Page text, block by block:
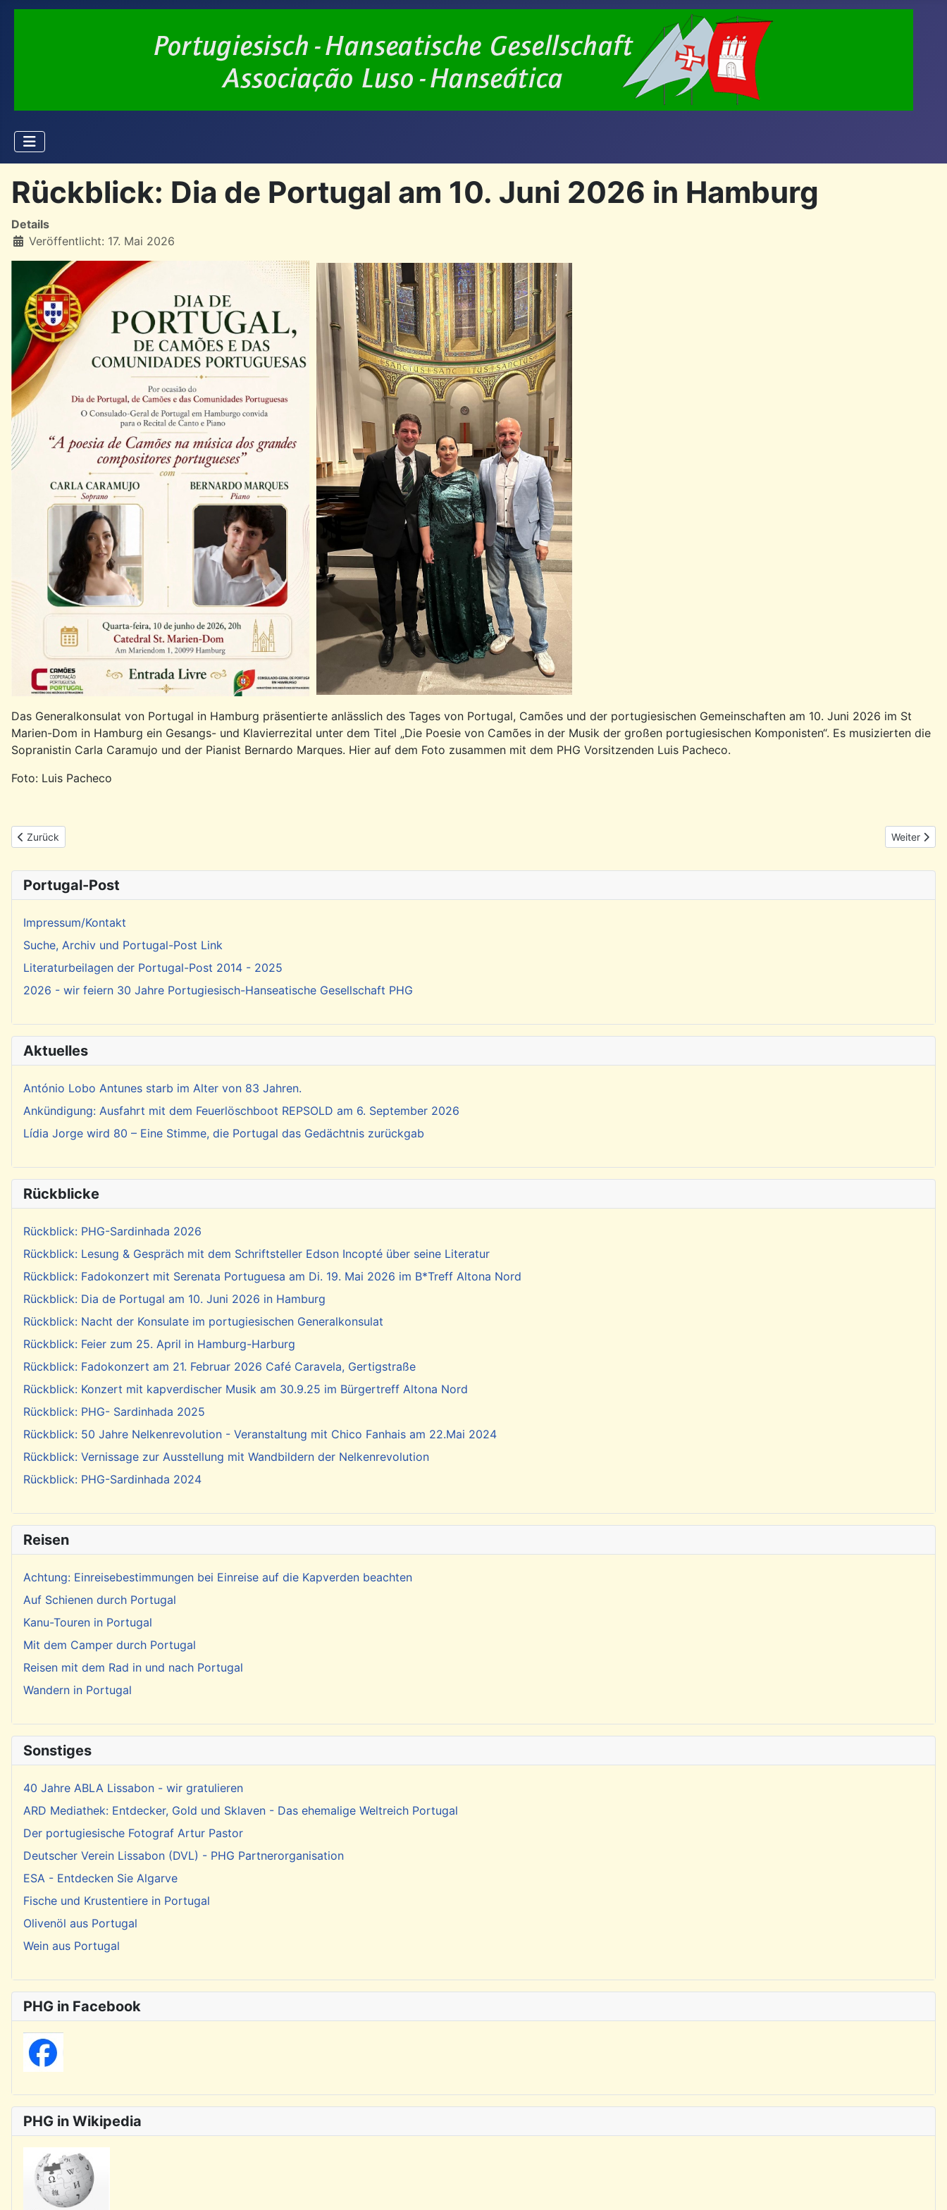
Rückblick: Dia de Portugal am 10. Juni 2026 in Hamburg
Details
Veröffentlicht: 17. Mai 2026
Das Generalkonsulat von Portugal in Hamburg präsentierte anlässlich des Tages von Portugal, Camões und der portugiesischen Gemeinschaften am 10. Juni 2026 im St
Marien-Dom in Hamburg ein Gesangs- und Klavierrezital unter dem Titel „Die Poesie von Camões in der Musik der großen portugiesischen Komponisten“. Es musizierten die
Sopranistin Carla Caramujo und der Pianist Bernardo Marques. Hier auf dem Foto zusammen mit dem PHG Vorsitzenden Luis Pacheco.
Foto: Luis Pacheco
Vorheriger Beitrag: Rückblick: Fadokonzert mit Serenata Portuguesa am Di. 19. Mai 2026 im B*Treff Altona Nord
Zurück Nächster
Weiter
Portugal-Post
Impressum/Kontakt
Suche, Archiv und Portugal-Post Link
Literaturbeilagen der Portugal-Post 2014 - 2025
2026 - wir feiern 30 Jahre Portugiesisch-Hanseatische Gesellschaft PHG
Aktuelles
António Lobo Antunes starb im Alter von 83 Jahren.
Ankündigung: Ausfahrt mit dem Feuerlöschboot REPSOLD am 6. September 2026
Lídia Jorge wird 80 – Eine Stimme, die Portugal das Gedächtnis zurückgab
Rückblicke
Rückblick: PHG-Sardinhada 2026
Rückblick: Lesung & Gespräch mit dem Schriftsteller Edson Incopté über seine Literatur
Rückblick: Fadokonzert mit Serenata Portuguesa am Di. 19. Mai 2026 im B*Treff Altona Nord
Rückblick: Dia de Portugal am 10. Juni 2026 in Hamburg
Rückblick: Nacht der Konsulate im portugiesischen Generalkonsulat
Rückblick: Feier zum 25. April in Hamburg-Harburg
Rückblick: Fadokonzert am 21. Februar 2026 Café Caravela, Gertigstraße
Rückblick: Konzert mit kapverdischer Musik am 30.9.25 im Bürgertreff Altona Nord
Rückblick: PHG- Sardinhada 2025
Rückblick: 50 Jahre Nelkenrevolution - Veranstaltung mit Chico Fanhais am 22.Mai 2024
Rückblick: Vernissage zur Ausstellung mit Wandbildern der Nelkenrevolution
Rückblick: PHG-Sardinhada 2024
Reisen
Achtung: Einreisebestimmungen bei Einreise auf die Kapverden beachten
Auf Schienen durch Portugal
Kanu-Touren in Portugal
Mit dem Camper durch Portugal
Reisen mit dem Rad in und nach Portugal
Wandern in Portugal
Sonstiges
40 Jahre ABLA Lissabon - wir gratulieren
ARD Mediathek: Entdecker, Gold und Sklaven - Das ehemalige Weltreich Portugal
Der portugiesische Fotograf Artur Pastor
Deutscher Verein Lissabon (DVL) - PHG Partnerorganisation
ESA - Entdecken Sie Algarve
Fische und Krustentiere in Portugal
Olivenöl aus Portugal
Wein aus Portugal
PHG in Facebook
PHG in Wikipedia